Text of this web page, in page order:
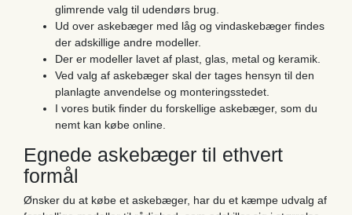
glimrende valg til udendørs brug.
Ud over askebæger med låg og vindaskebæger findes
der adskillige andre modeller.
Der er modeller lavet af plast, glas, metal og keramik.
Ved valg af askebæger skal der tages hensyn til den
planlagte anvendelse og monteringsstedet.
I vores butik finder du forskellige askebæger, som du
nemt kan købe online.
Egnede askebæger til ethvert
formål
Ønsker du at købe et askebæger, har du et kæmpe udvalg af